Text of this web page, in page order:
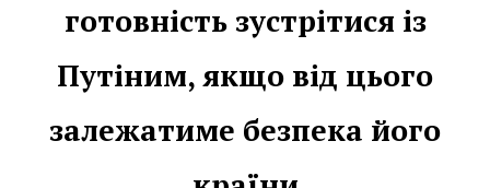
готовність зустрітися із
Путіним, якщо від цього
залежатиме безпека його